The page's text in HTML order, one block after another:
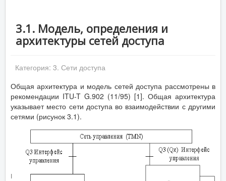
3.1. Модель, определения и
архитектуры сетей доступа
Категория: 3. Сети доступа
Общая архитектура и модель сетей доступа рассмотрены в
рекомендации ITU-T G.902 (11/95) [1]. Общая архитектура
указывает место сети доступа во взаимодействии с другими
сетями (рисунок 3.1).